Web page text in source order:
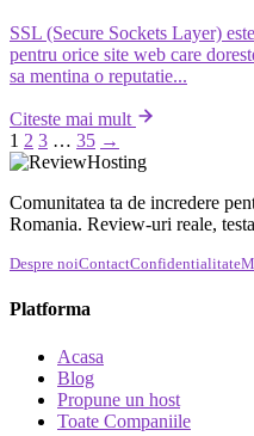
SSL (Secure Sockets Layer)
pentru orice site web care
sa mentina o reputatie...
Citeste mai mult
1 2 3 … 35 →
Comunitatea ta de incredere
Romania. Review-uri reale,
Despre noiContactConfidentialitate
Platforma
Acasa
Blog
Propune un host
Toate Companiile